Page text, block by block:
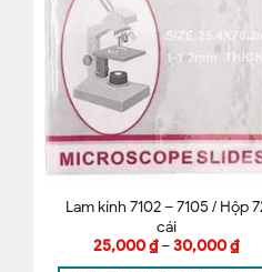
Lưu tên của tôi,
Lam kính 7102 – 7105 / Hộp
cái
25,000₫–30,000₫